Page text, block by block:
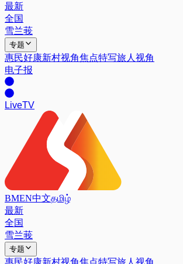
最新
全国
雪兰莪
专题
惠民好康新村视角焦点特写旅人视角
电子报
LiveTV
BMEN中文தமிழ்
最新
全国
雪兰莪
专题
惠民好康新村视角焦点特写旅人视角